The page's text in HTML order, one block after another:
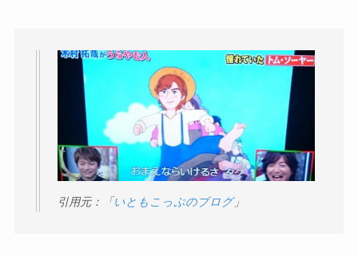
引用元：「 いともこっぷのブログ」